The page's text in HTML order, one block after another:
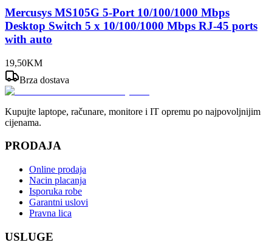
Mercusys MS105G 5-Port 10/100/1000 Mbps
Desktop Switch 5 x 10/100/1000 Mbps RJ-45 ports
with auto
19,50KM
Brza dostava
Kupujte laptope, računare, monitore i IT opremu po najpovoljnijim
cijenama.
PRODAJA
Online prodaja
Nacin placanja
Isporuka robe
Garantni uslovi
Pravna lica
USLUGE